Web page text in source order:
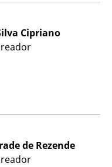
Cipriano
de Rezende